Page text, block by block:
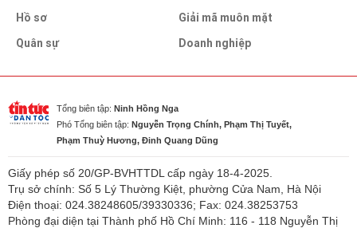
Hồ sơ
Quân sự
Giải mã muôn mặt
Doanh nghiệp
Tổng biên tập: Ninh Hồng Nga
Phó Tổng biên tập: Nguyễn Trọng Chính, Phạm Thị Tuyết,
Phạm Thuỳ Hương, Đinh Quang Dũng
Giấy phép số 20/GP-BVHTTDL cấp ngày 18-4-2025.
Trụ sở chính: Số 5 Lý Thường Kiệt, phường Cửa Nam, Hà Nội
Điện thoại: 024.38248605/39330336; Fax: 024.38253753
Phòng đại diện tại Thành phố Hồ Chí Minh: 116 - 118 Nguyễn Thị